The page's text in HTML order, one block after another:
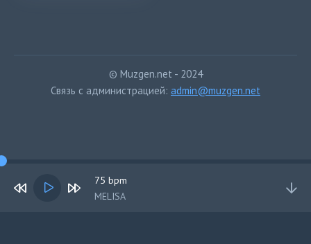
© Muzgen.net - 2024
Связь с администрацией: admin@muzgen.net
75 bpm
MELISA